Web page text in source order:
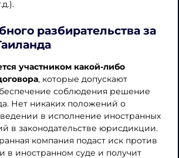
разбирательстваза
участником какой-либо
, которые допускают
соблюдения решение
Нет никаких положений о
в исполнение иностранных
в законодательстве юрисдикции.
компания подаст иск против
в иностранном суде и получит